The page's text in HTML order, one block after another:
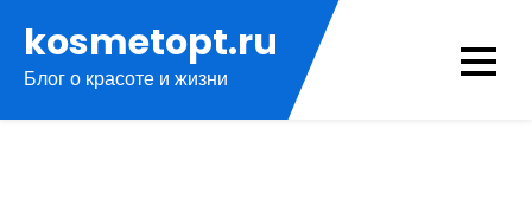
содержимому
kosmetopt.ru
Блог о красоте и жизни